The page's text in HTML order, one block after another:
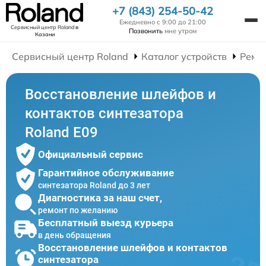
Сервисный центр Rolandв
Казани
+7 (843) 254-50-42
Ежедневно с 9:00 до 21:00
Позвонить мне утром
Сервисный центр Roland Каталог устройств
Восстановление шлейфов и
контактов синтезатора
Roland E09
Официальный сервис
Гарантийное обслуживание
синтезатора Roland до 3 лет
Диагностика за наш счет,
ремонт по желанию
Бесплатный выезд курьера
в день обращения
Восстановление шлейфов и контактов
синтезатора